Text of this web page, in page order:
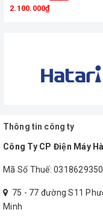
Nồi Cơm Điện
và dễ dàng vệ sinh sau
2.100.000₫
Thông tin công ty
Công Ty CP Điện Máy
Mã Số Thuế: 0318629350
75 - 77 đường S11
Minh